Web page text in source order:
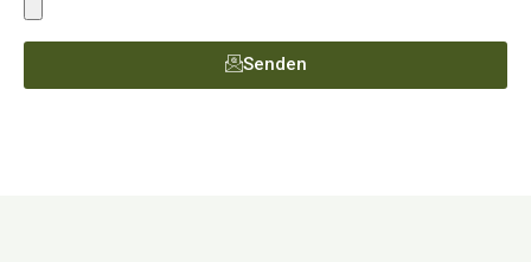
Senden